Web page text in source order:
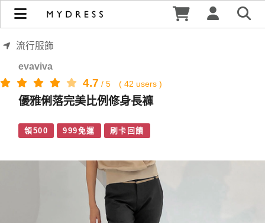
優雅俐落完美比例修身長褲 | MYDRESS 時裳韓風
流行服飾
evaviva
4.7 / 5 ( 42 users )
優雅俐落完美比例修身長褲
領500 999免運 刷卡回饋